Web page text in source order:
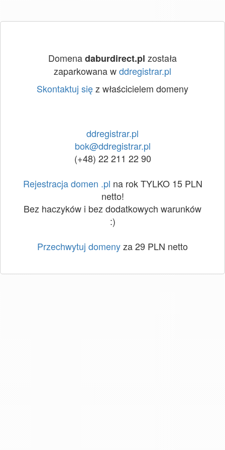
Domenadaburdirect.pl została
zaparkowana wddregistrar.pl
Skontaktuj sięz właścicielem domeny
ddregistrar.pl
bok@ddregistrar.pl
(+48) 22 211 22 90
Rejestracja domen .pl na rok TYLKO 15 PLN
netto!
Bez haczyków i bez dodatkowych warunków
:)
Przechwytuj domenyza 29 PLN netto